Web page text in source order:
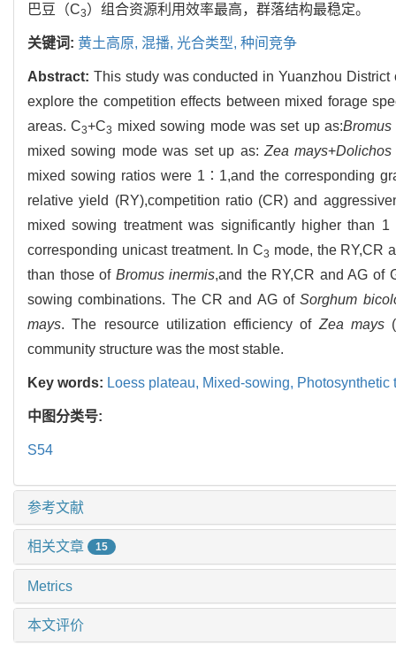
巴豆（C3）组合资源利用效率最高，群落结构最稳定。
关键词: 黄土高原, 混播, 光合类型, 种间竞争
Abstract: This study was conducted in Yuanzhou
explore the competition effects between mixed forage
areas. C3+C3 mixed sowing mode was set up as:Bromus
mixed sowing mode was set up as: Zea mays+
mixed sowing ratios were 1∶1,and the corresponding
relative yield (RY),competition ratio (CR) and
mixed sowing treatment was significantly higher than 1
corresponding unicast treatment. In C3 mode, the RY,CR
than those of Bromus inermis,and the RY,CR and AG of
sowing combinations. The CR and AG ofSorghum
mays. The resource utilization efficiency of Zea mays
community structure was the most stable.
Key words: Loess plateau, Mixed-sowing, Photosynthetic
中图分类号:
S54
参考文献
相关文章 15
Metrics
本文评价